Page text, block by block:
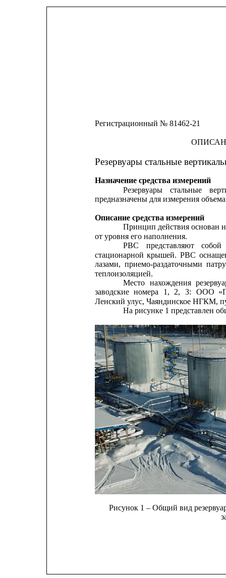
Регистрационный № 81462-21
Резервуары стальные
Назначение средства измерений
Резервуары
стальные
предназначены для измерения
Описание средства измерений
Принцип действия основан
от уровня его наполнения.
РВС
представляют
собой
стационарной крышей. РВС
лазами, приемо-раздаточными
теплоизоляцией.
Место нахождения
заводские номера 1, 2, 3: ООО
Ленский улус, Чаяндинское НГКМ,
На рисунке 1 представлен
Рисунок 1 – Общий вид